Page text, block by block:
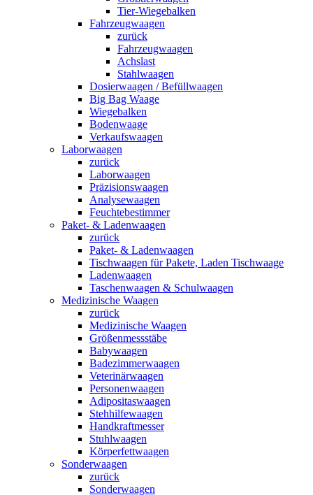
Tier-Wiegebalken
Fahrzeugwaagen
zurück
Fahrzeugwaagen
Achslast
Stahlwaagen
Dosierwaagen / Befüllwaagen
Big Bag Waage
Wiegebalken
Bodenwaage
Verkaufswaagen
Laborwaagen
zurück
Laborwaagen
Präzisionswaagen
Analysewaagen
Feuchtebestimmer
Paket- & Ladenwaagen
zurück
Paket- & Ladenwaagen
Tischwaagen für Pakete, Laden Tischwaage
Ladenwaagen
Taschenwaagen & Schulwaagen
Medizinische Waagen
zurück
Medizinische Waagen
Größenmessstäbe
Babywaagen
Badezimmerwaagen
Veterinärwaagen
Personenwaagen
Adipositaswaagen
Stehhilfewaagen
Handkraftmesser
Stuhlwaagen
Körperfettwaagen
Sonderwaagen
zurück
Sonderwaagen